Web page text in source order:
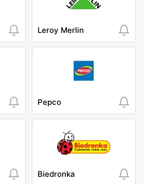
Leroy Merlin
Pepco
Biedronka